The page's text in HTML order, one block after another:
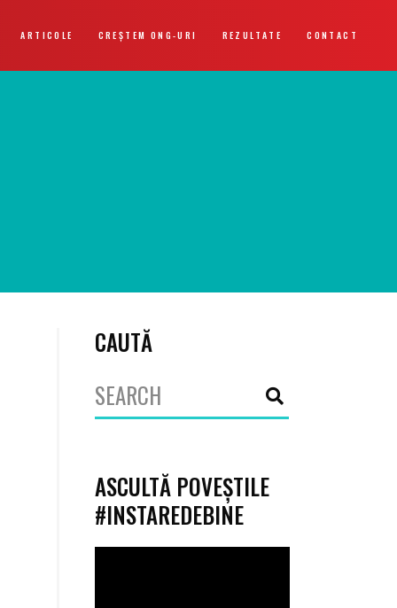
ARTICOLE CREȘTEM ONG-URI REZULTATE CONTACT
CAUTĂ
Search
for:
ASCULTĂ POVEȘTILE
#INSTAREDEBINE